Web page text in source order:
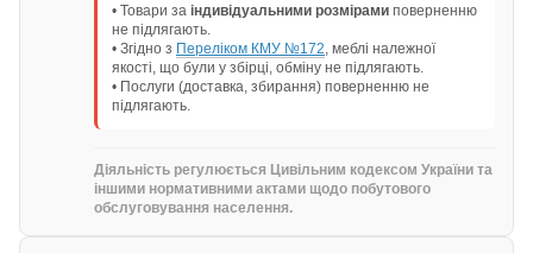
• Товари за індивідуальними розмірами поверненню
не підлягають.
• Згідно з Переліком КМУ №172 , меблі належної
якості, що були у збірці, обміну не підлягають.
• Послуги (доставка, збирання) поверненню не
підлягають.
Діяльність регулюється Цивільним кодексом України та
іншими нормативними актами щодо побутового
обслуговування населення.